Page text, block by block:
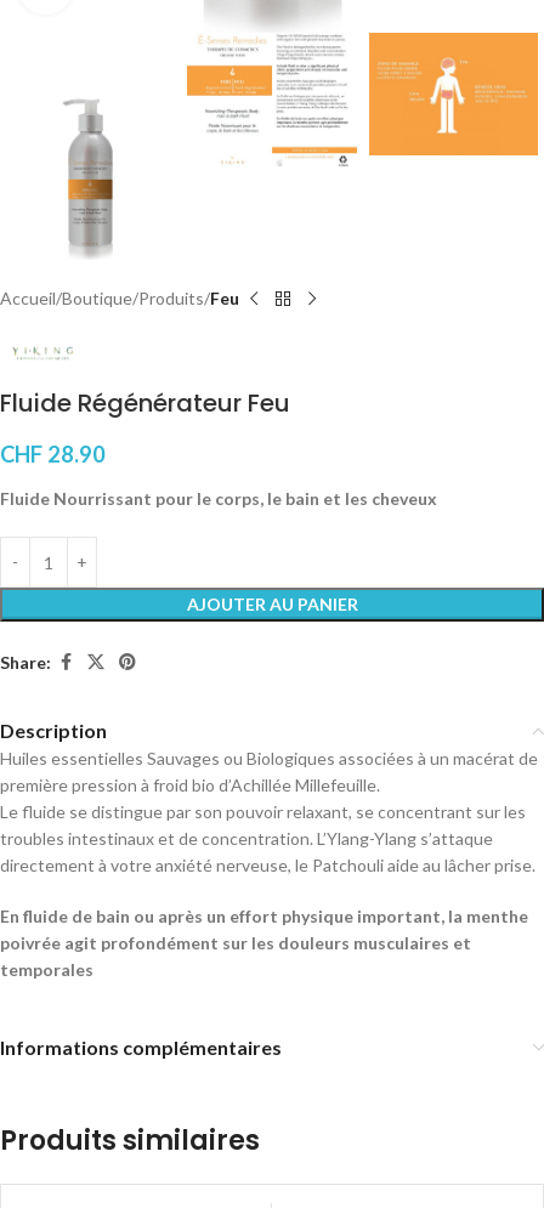
Accueil Boutique Produits Feu
Fluide Régénérateur Feu
CHF 28.90
Fluide Nourrissant pour le corps, le bain et les cheveux
AJOUTER AU PANIER
Share:
Description
Huiles essentielles Sauvages ou Biologiques associées à un macérat de
première pression à froid bio d’Achillée Millefeuille.
Le fluide se distingue par son pouvoir relaxant, se concentrant sur les
troubles intestinaux et de concentration. L’Ylang-Ylang s’attaque
directement à votre anxiété nerveuse, le Patchouli aide au lâcher prise.
En fluide de bain ou après un effort physique important, la menthe
poivrée agit profondément sur les douleurs musculaires et
temporales
Informations complémentaires
Produits similaires